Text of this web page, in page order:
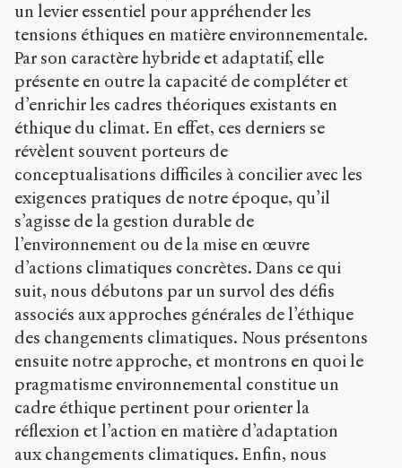
un levier essentiel pour appréhender les
tensions éthiques en matière environnementale.
Par son caractère hybride et adaptatif, elle
présente en outre la capacité de compléter et
d’enrichir les cadres théoriques existants en
éthique du climat. En effet, ces derniers se
révèlent souvent porteurs de
conceptualisations difficiles à concilier avec les
exigences pratiques de notre époque, qu’il
s’agisse de la gestion durable de
l’environnement ou de la mise en œuvre
d’actions climatiques concrètes. Dans ce qui
suit, nous débutons par un survol des défis
associés aux approches générales de l’éthique
des changements climatiques. Nous présentons
ensuite notre approche, et montrons en quoi le
pragmatisme environnemental constitue un
cadre éthique pertinent pour orienter la
réflexion et l’action en matière d’adaptation
aux changements climatiques. Enfin, nous